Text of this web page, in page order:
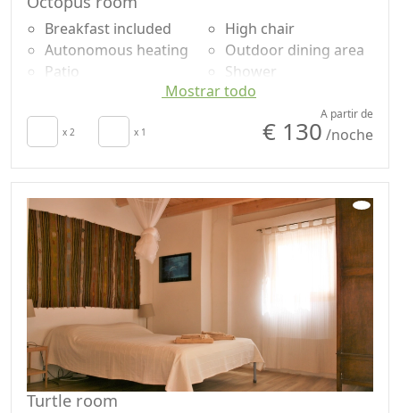
Breakfast included
Autonomous heating
Patio
Sábanas
Cupboard or
Dining table
High chair
Outdoor dining area
Shower
Champú sin plástico,
no monodosis
Garden
Own entrance
Mostrar todo
x 2 x 1
A partir de
€ 130 /noche
Turtle room